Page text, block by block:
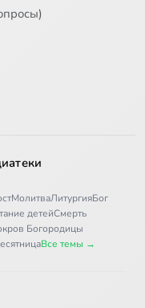
МолитваЛитургияБог
детейСмерть
Богородицы
Все темы →